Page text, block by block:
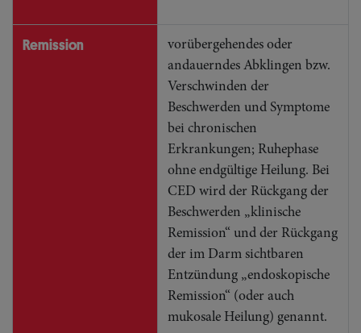
Remission
vorübergehendes oder
andauerndes Abklingen bzw.
Verschwinden der
Beschwerden und Symptome
bei chronischen
Erkrankungen; Ruhephase
ohne endgültige Heilung. Bei
CED wird der Rückgang der
Beschwerden „klinische
Remission“ und der Rückgang
der im Darm sichtbaren
Entzündung „endoskopische
Remission“ (oder auch
mukosale Heilung) genannt.